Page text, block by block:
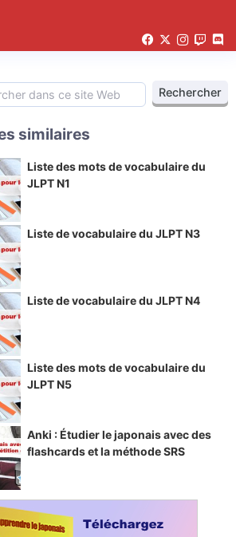
similaires
Liste des mots de vocabulaire du
JLPT N1
Liste de vocabulaire du JLPT N3
Liste de vocabulaire du JLPT N4
Liste des mots de vocabulaire du
JLPT N5
Anki : Étudier le japonais avec des
flashcards et la méthode SRS